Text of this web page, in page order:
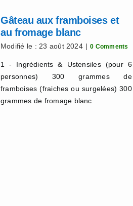
Gâteau aux framboises et
au fromage blanc
Modifié le : 23 août 2024 | 0 Comments
1 - Ingrédients & Ustensiles (pour 6
personnes) 300 grammes de
framboises (fraiches ou surgelées) 300
grammes de fromage blanc